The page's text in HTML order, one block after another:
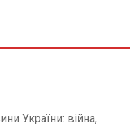
України: війна,